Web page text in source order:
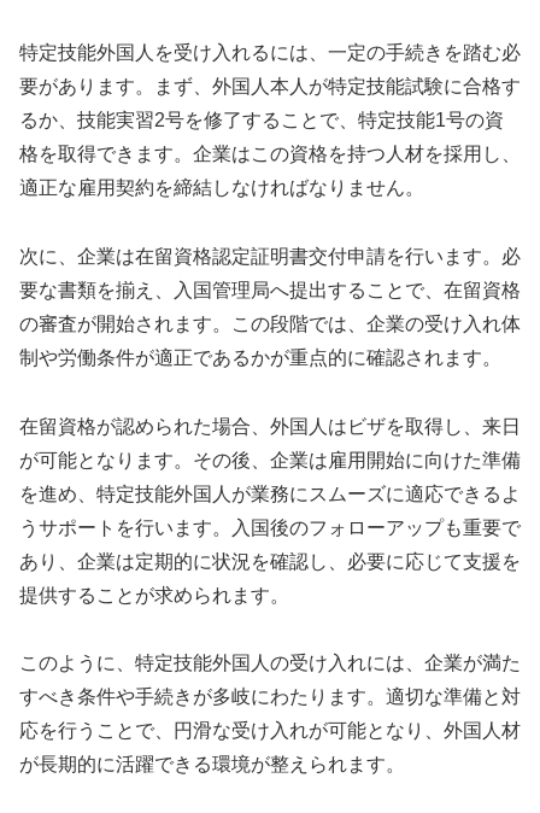
特定技能外国人を受け入れるには、一定の手続きを踏む必
要があります。まず、外国人本人が特定技能試験に合格す
るか、技能実習2号を修了することで、特定技能1号の資
格を取得できます。企業はこの資格を持つ人材を採用し、
適正な雇用契約を締結しなければなりません。
次に、企業は在留資格認定証明書交付申請を行います。必
要な書類を揃え、入国管理局へ提出することで、在留資格
の審査が開始されます。この段階では、企業の受け入れ体
制や労働条件が適正であるかが重点的に確認されます。
在留資格が認められた場合、外国人はビザを取得し、来日
が可能となります。その後、企業は雇用開始に向けた準備
を進め、特定技能外国人が業務にスムーズに適応できるよ
うサポートを行います。入国後のフォローアップも重要で
あり、企業は定期的に状況を確認し、必要に応じて支援を
提供することが求められます。
このように、特定技能外国人の受け入れには、企業が満た
すべき条件や手続きが多岐にわたります。適切な準備と対
応を行うことで、円滑な受け入れが可能となり、外国人材
が長期的に活躍できる環境が整えられます。